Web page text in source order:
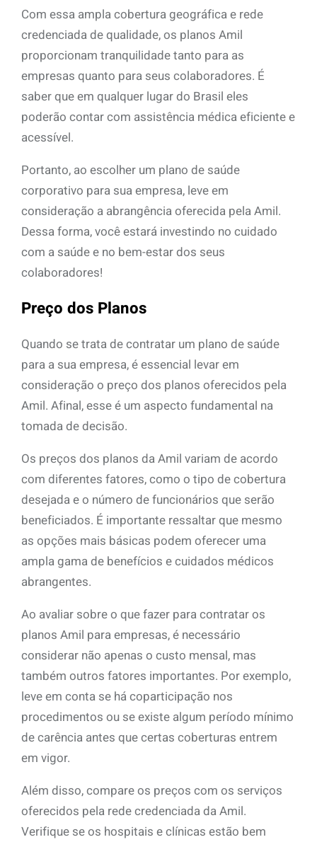
Com essa ampla cobertura geográfica e rede
credenciada de qualidade, os planos Amil
proporcionam tranquilidade tanto para as
empresas quanto para seus colaboradores. É
saber que em qualquer lugar do Brasil eles
poderão contar com assistência médica eficiente e
acessível.
Portanto, ao escolher um plano de saúde
corporativo para sua empresa, leve em
consideração a abrangência oferecida pela Amil.
Dessa forma, você estará investindo no cuidado
com a saúde e no bem-estar dos seus
colaboradores!
Preço dos Planos
Quando se trata de contratar um plano de saúde
para a sua empresa, é essencial levar em
consideração o preço dos planos oferecidos pela
Amil. Afinal, esse é um aspecto fundamental na
tomada de decisão.
Os preços dos planos da Amil variam de acordo
com diferentes fatores, como o tipo de cobertura
desejada e o número de funcionários que serão
beneficiados. É importante ressaltar que mesmo
as opções mais básicas podem oferecer uma
ampla gama de benefícios e cuidados médicos
abrangentes.
Ao avaliar sobre o que fazer para contratar os
planos Amil para empresas, é necessário
considerar não apenas o custo mensal, mas
também outros fatores importantes. Por exemplo,
leve em conta se há coparticipação nos
procedimentos ou se existe algum período mínimo
de carência antes que certas coberturas entrem
em vigor.
Além disso, compare os preços com os serviços
oferecidos pela rede credenciada da Amil.
Verifique se os hospitais e clínicas estão bem